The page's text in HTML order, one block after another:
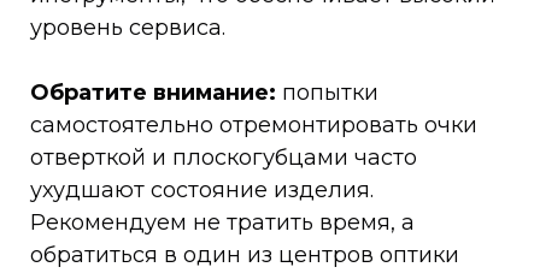
уровень сервиса.
Обратите внимание: попытки
самостоятельно отремонтировать очки
отверткой и плоскогубцами часто
ухудшают состояние изделия.
Рекомендуем не тратить время, а
обратиться в один из центров оптики